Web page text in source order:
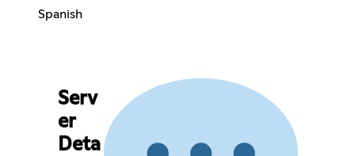
Spanish
Serv
er
Deta